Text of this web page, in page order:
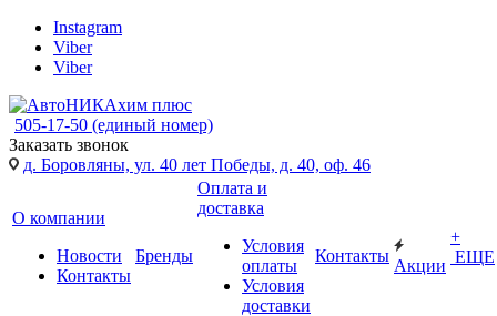
Instagram
Viber
Viber
505-17-50 (единый номер)
Заказать звонок
д. Боровляны, ул. 40 лет Победы, д. 40, оф. 46
О компании
Новости
Контакты
Бренды
Оплата и
доставка
Условия
оплаты
Условия
доставки
Контакты
Акции
+
ЕЩЕ